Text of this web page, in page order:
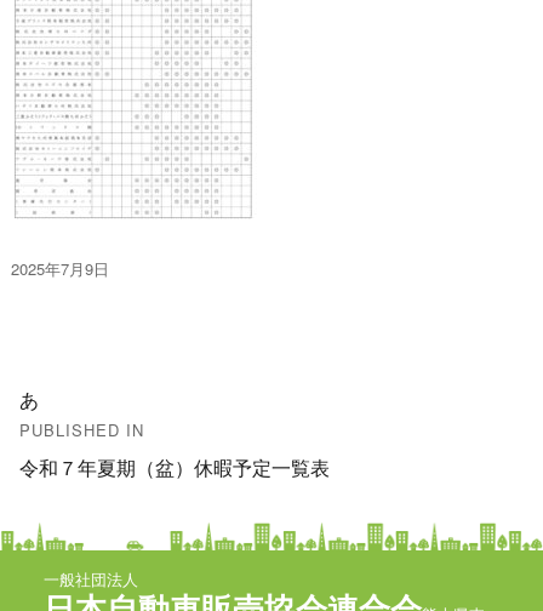
投
2025年7月9日
稿
ナ
ビ
ゲ
あ
PUBLISHED IN
令和７年夏期（盆）休暇予定一覧表
一般社団法人